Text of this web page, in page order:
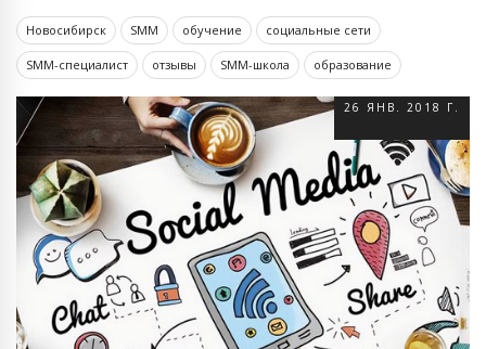
Новосибирск SMM обучение социальные сети
SMM-специалист отзывы SMM-школа образование
26 ЯНВ. 2018 Г.